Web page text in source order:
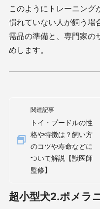
このようにトレーニング
慣れていない人が飼う場
需品の準備と、専門家の
めします。
関連記事
トイ・プードルの性
格や特徴は？飼い方
のコツや寿命などに
ついて解説【獣医師
監修】
超小型犬2.ポメラ